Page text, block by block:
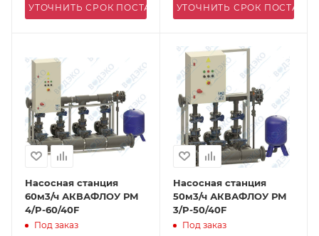
УТОЧНИТЬ СРОК ПОСТАВКИ УТОЧНИТЬ СРОК
Насосная станция
60м3/ч АКВАФЛОУ РМ
4/P-60/40F
Под заказ
Насосная станция
50м3/ч АКВАФЛОУ РМ
3/P-50/40F
Под заказ